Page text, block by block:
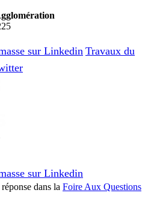
sur Linkedin Travaux du
sur Linkedin
dans la Foire Aux Questions